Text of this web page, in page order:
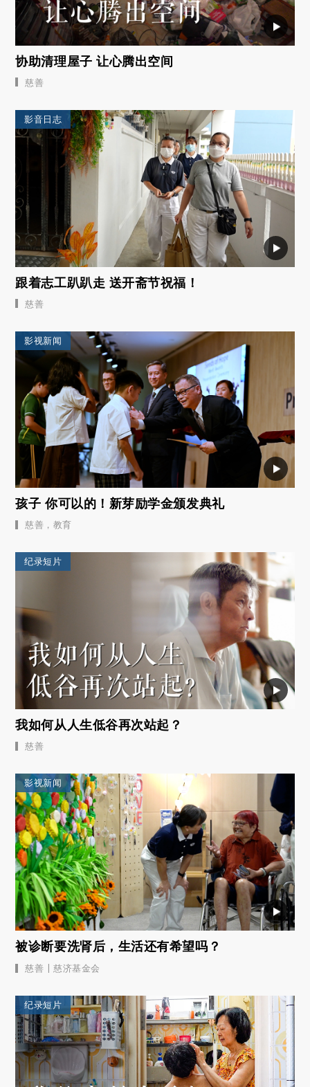
协助清理屋子 让心腾出空间
慈善
影音日志
跟着志工趴趴走 送开斋节祝福！
慈善
影视新闻
孩子 你可以的！新芽励学金颁发典礼
慈善 ， 教育
纪录短片
我如何从人生低谷再次站起？
慈善
影视新闻
被诊断要洗肾后，生活还有希望吗？
慈善 | 慈济基金会
纪录短片